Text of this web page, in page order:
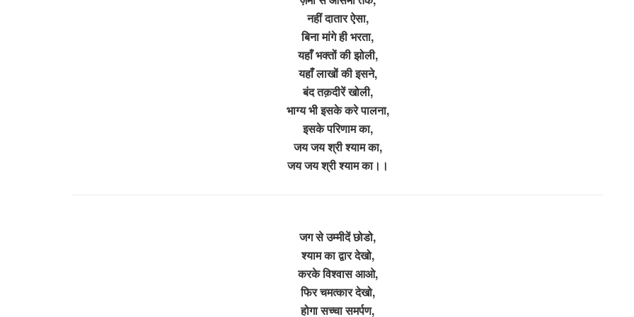
नहीं दातार ऐसा,
बिना मांगे ही भरता,
यहाँ भक्तों की झोली,
यहाँ लाखों की इसने,
बंद तक़दीरें खोली,
भाग्य भी इसके करे पालना,
इसके परिणाम का,
जय जय श्री श्याम का,
जय जय श्री श्याम का।।
जग से उम्मीदें छोडो,
श्याम का द्वार देखो,
करके विश्वास आओ,
फिर चमत्कार देखो,
होगा सच्चा समर्पण,